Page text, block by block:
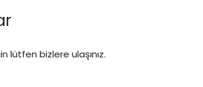
lütfen bizlere ulaşınız.